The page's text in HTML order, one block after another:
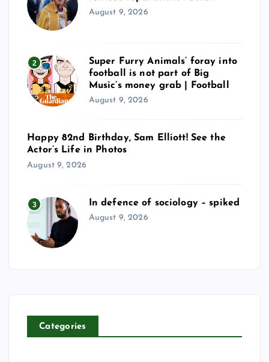
August 9, 2026
2
Super Furry Animals’ foray into
football is not part of Big
Music’s money grab | Football
August 9, 2026
Happy 82nd Birthday, Sam Elliott! See the
Actor’s Life in Photos
August 9, 2026
3 In defence of sociology – spiked
August 9, 2026
Categories